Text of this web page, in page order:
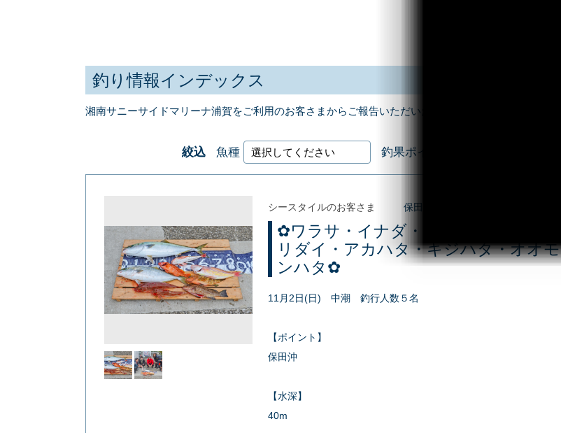
釣り情報インデックス
湘南サニーサイドマリーナ浦賀をご利用のお客さまからご報告いただいた釣果情報をお届けします！
絞込 魚種 釣果ポイント
シースタイルのお客さま 保田沖
✿ワラサ・イナダ・ホウボウ・イトヨ
リダイ・アカハタ・キジハタ・オオモ
ンハタ✿
11月2日(日) 中潮 釣行人数５名
【ポイント】
保田沖
【水深】
40m